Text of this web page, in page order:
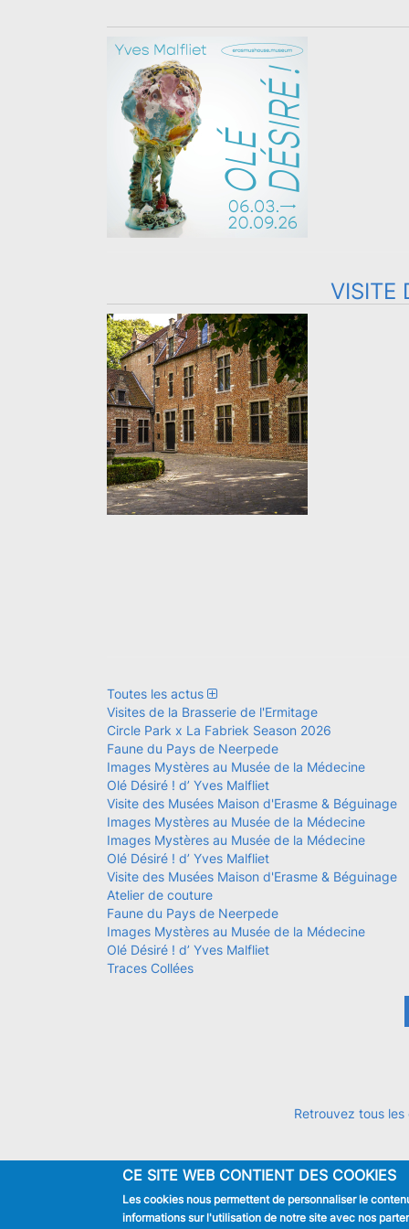
VISITE
Toutes les actus
Visites de la Brasserie de l'Ermitage
Circle Park x La Fabriek Season 2026
Faune du Pays de Neerpede
Images Mystères au Musée de la Médecine
Olé Désiré ! d’ Yves Malfliet
Visite des Musées Maison d'Erasme & Béguinage
Images Mystères au Musée de la Médecine
Images Mystères au Musée de la Médecine
Olé Désiré ! d’ Yves Malfliet
Visite des Musées Maison d'Erasme & Béguinage
Atelier de couture
Faune du Pays de Neerpede
Images Mystères au Musée de la Médecine
Olé Désiré ! d’ Yves Malfliet
Traces Collées
Retrouvez tous
JE SUIS
CE SITE WEB CONTIENT DES COOKIES
Les cookies nous permettent de personnaliser le
informations sur l'utilisation de notre site avec nos